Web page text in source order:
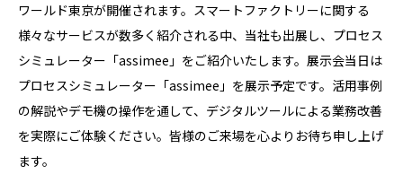
ワールド東京が開催されます。スマートファクトリーに関する
様々なサービスが数多く紹介される中、当社も出展し、プロセス
シミュレーター「assimee」をご紹介いたします。展示会当日は
プロセスシミュレーター「assimee」を展示予定です。活用事例
の解説やデモ機の操作を通して、デジタルツールによる業務改善
を実際にご体験ください。皆様のご来場を心よりお待ち申し上げ
ます。